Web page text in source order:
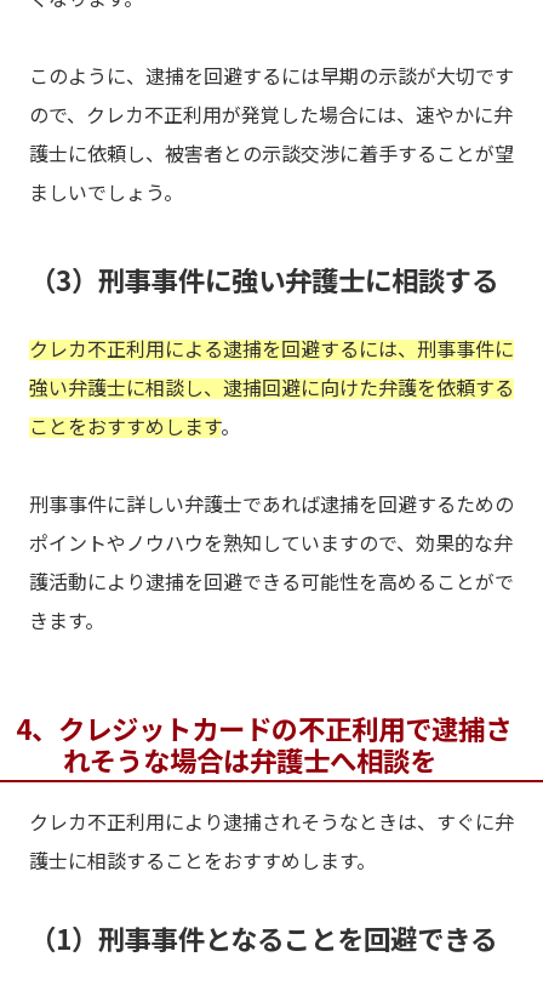
このように、逮捕を回避するには早期の示談が大切です
ので、クレカ不正利用が発覚した場合には、速やかに弁
護士に依頼し、被害者との示談交渉に着手することが望
ましいでしょう。
（3）刑事事件に強い弁護士に相談する
クレカ不正利用による逮捕を回避するには、刑事事件に
強い弁護士に相談し、逮捕回避に向けた弁護を依頼する
ことをおすすめします。
刑事事件に詳しい弁護士であれば逮捕を回避するための
ポイントやノウハウを熟知していますので、効果的な弁
護活動により逮捕を回避できる可能性を高めることがで
きます。
4、クレジットカードの不正利用で逮捕さ
れそうな場合は弁護士へ相談を
クレカ不正利用により逮捕されそうなときは、すぐに弁
護士に相談することをおすすめします。
（1）刑事事件となることを回避できる